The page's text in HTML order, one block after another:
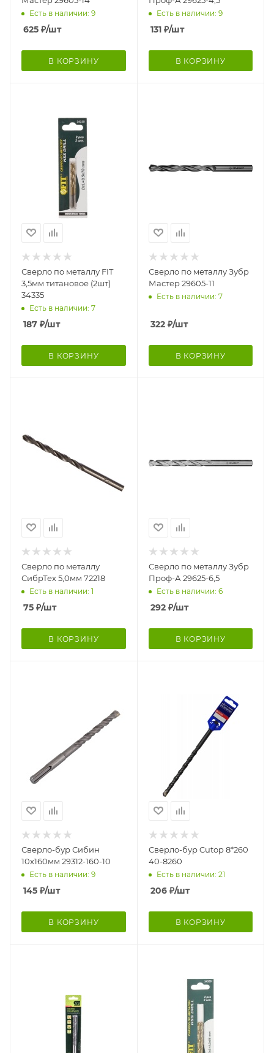
Есть в наличии: 9
625 ₽/шт
В КОРЗИНУ
Есть в наличии: 9
131₽/шт
В КОРЗИНУ
Сверло по металлу FIT
3,5мм титановое (2шт)
34335
Есть в наличии: 7
187 ₽/шт
В КОРЗИНУ
Сверло по металлу Зубр
Мастер 29605-11
Есть в наличии: 7
322₽/шт
В КОРЗИНУ
Сверло по металлу
СибрТех 5,0мм 72218
Есть в наличии: 1
75 ₽/шт
В КОРЗИНУ
Сверло по металлу Зубр
Проф-А 29625-6,5
Есть в наличии: 6
292₽/шт
В КОРЗИНУ
Сверло-бур Сибин
10х160мм 29312-160-10
Есть в наличии: 9
145 ₽/шт
В КОРЗИНУ
Сверло-бур Cutop 8*260
40-8260
Есть в наличии: 21
206₽/шт
В КОРЗИНУ